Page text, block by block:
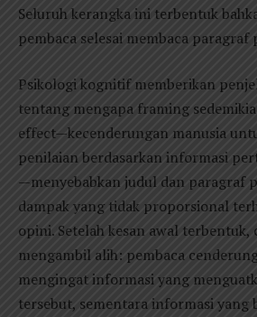
Seluruh kerangka ini terbentuk
pembaca selesai membaca paragraf
Psikologi kognitif memberikan
tentang mengapa framing
effect—kecenderungan manusia
penilaian berdasarkan informasi
—menyebabkan judul dan paragraf
dampak yang tidak proporsional
opini. Setelah kesan awal
mengambil alih: pembaca
mengingat informasi yang
tersebut, sementara informasi yang